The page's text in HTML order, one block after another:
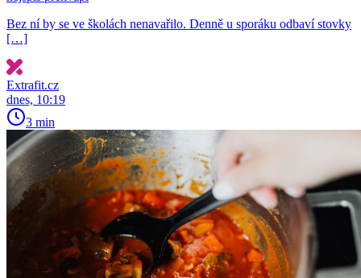
Bez ní by se ve školách nenavařilo. Denně u sporáku odbaví stovky
[…]
Extrafit.cz
dnes, 10:19
3 min